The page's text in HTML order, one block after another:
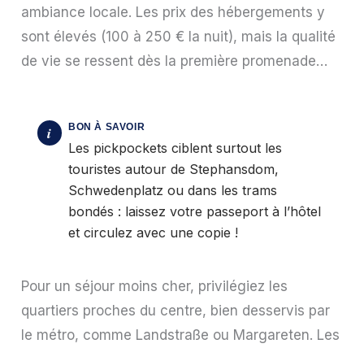
ambiance locale. Les prix des hébergements y
sont élevés (100 à 250 € la nuit), mais la qualité
de vie se ressent dès la première promenade…
Les pickpockets ciblent surtout les
touristes autour de Stephansdom,
Schwedenplatz ou dans les trams
bondés : laissez votre passeport à l’hôtel
et circulez avec une copie !
Pour un séjour moins cher, privilégiez les
quartiers proches du centre, bien desservis par
le métro, comme Landstraße ou Margareten. Les